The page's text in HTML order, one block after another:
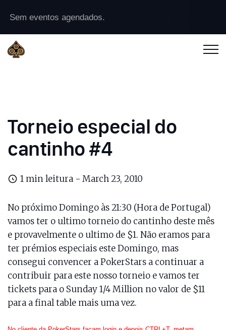
Sem eventos agendados.
Torneio especial do
cantinho #4
1 min leitura - March 23, 2010
No próximo Domingo às 21:30 (Hora de Portugal)
vamos ter o ultimo torneio do cantinho deste mês
e provavelmente o ultimo de $1. Não eramos para
ter prémios especiais este Domingo, mas
consegui convencer a PokerStars a continuar a
contribuir para este nosso torneio e vamos ter
tickets para o Sunday 1/4 Million no valor de $11
para a final table mais uma vez.